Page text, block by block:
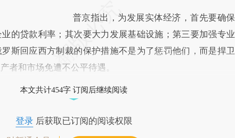
普京指出，为发展实体经济，首先要确保
的贷款利率；其次要大力发展基础设施；第三要加强专业
斯回应西方制裁的保护措施不是为了惩罚他们，而是捍卫
者和市场免遭不公平待遇。
本文共计454字 订阅后继续阅读
登录后获取已订阅的阅读权限